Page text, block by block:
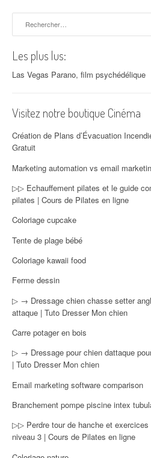
Les plus lus:
Las Vegas Parano, film psychédélique
Visitez notre boutique Cinéma
Création de Plans d’Évacuation
Gratuit
Marketing automation vs email
▷▷ Echauffement pilates et le guide
pilates | Cours de Pilates en ligne
Coloriage cupcake
Tente de plage bébé
Coloriage kawaii food
Ferme dessin
▷ → Dressage chien chasse setter
attaque | Tuto Dresser Mon chien
Carre potager en bois
▷ → Dressage pour chien dattaque
| Tuto Dresser Mon chien
Email marketing software comparison
Branchement pompe piscine intex
▷▷ Perdre tour de hanche et
niveau 3 | Cours de Pilates en ligne